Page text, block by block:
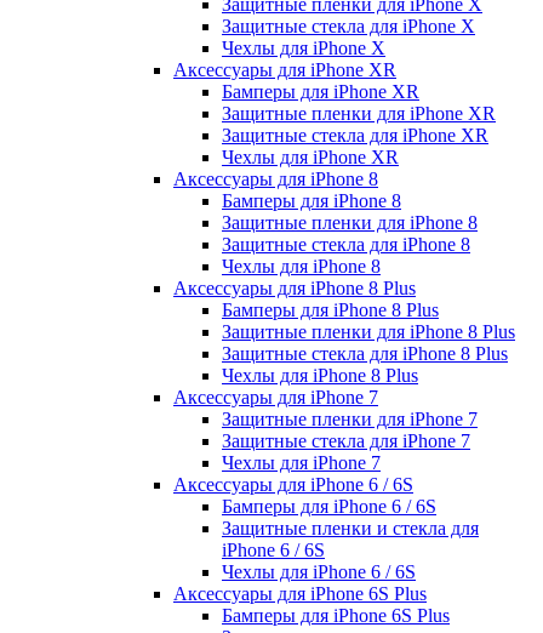
Защитные стекла для iPhone X
Чехлы для iPhone X
Аксессуары для iPhone XR
Бамперы для iPhone XR
Защитные пленки для iPhone XR
Защитные стекла для iPhone XR
Чехлы для iPhone XR
Аксессуары для iPhone 8
Бамперы для iPhone 8
Защитные пленки для iPhone 8
Защитные стекла для iPhone 8
Чехлы для iPhone 8
Аксессуары для iPhone 8 Plus
Бамперы для iPhone 8 Plus
Защитные пленки для iPhone 8 Plus
Защитные стекла для iPhone 8 Plus
Чехлы для iPhone 8 Plus
Аксессуары для iPhone 7
Защитные пленки для iPhone 7
Защитные стекла для iPhone 7
Чехлы для iPhone 7
Аксессуары для iPhone 6 / 6S
Бамперы для iPhone 6 / 6S
Защитные пленки и стекла для
iPhone 6 / 6S
Чехлы для iPhone 6 / 6S
Аксессуары для iPhone 6S Plus
Бамперы для iPhone 6S Plus